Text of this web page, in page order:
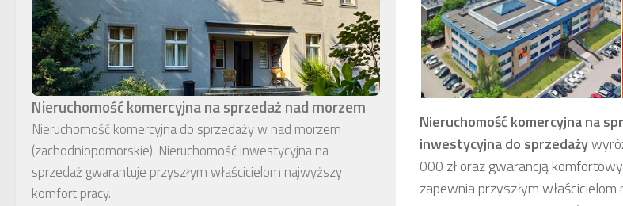
Nieruchomość komercyjnana
inwestycyjnado sprzedaży
000 złoraz gwarancją
zapewnia przyszłym
Nieruchomość komercyjna na sprzedaż nad morzem
Nieruchomość komercyjna do sprzedaży w nad morzem
(zachodniopomorskie). Nieruchomość inwestycyjna na
sprzedaż gwarantuje przyszłym właścicielom najwyższy
komfort pracy.